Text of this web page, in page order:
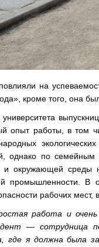
на
кроме того, она
опыт работы, в том
однако по семейным
и окружающей среды
промышленности. В
рабочих мест,
работа и
— сотрудница
где я должна была